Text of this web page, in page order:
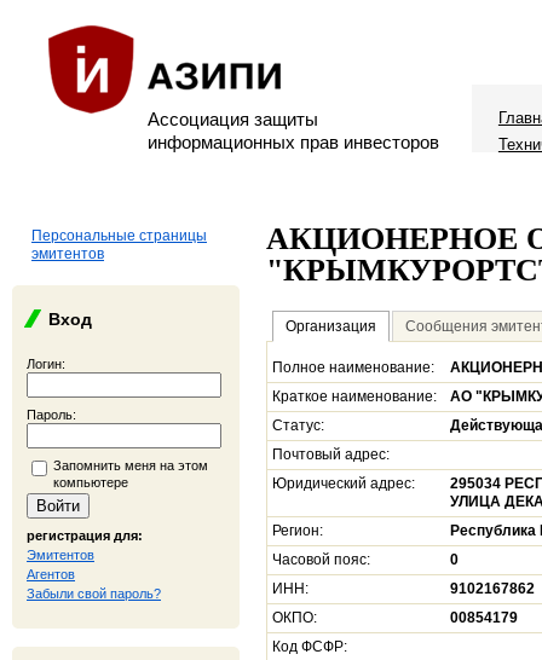
Ассоциация защиты
информационных прав инвесторов
Персональные страницы
эмитентов
Вход
Логин:
Пароль:
Запомнить меня на этом
компьютере
регистрация для:
Эмитентов
Агентов
Забыли свой пароль?
АКЦИОНЕРНОЕ
Организация Сообщения
Полное наименование:
Краткое наименование:
АО
Статус:
Почтовый адрес:
Юридический адрес:
295034
УЛИЦА
Регион:
Часовой пояс:
0
ИНН:
9102167862
ОКПО:
00854179
Код ФСФР: